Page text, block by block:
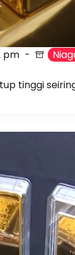
pm
tinggi